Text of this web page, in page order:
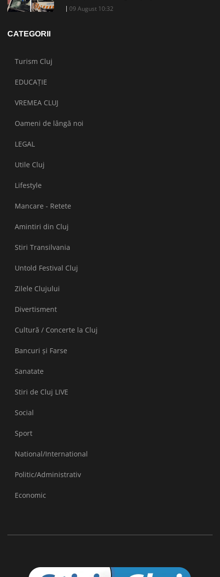
09 August 10:32
CATEGORII
Turism Cluj
EDUCAȚIE
VREMEA CLUJ
Oameni de lângă noi
LEGAL
Utile Cluj
Lifestyle
Mancare - Retete
Amintiri din Cluj
Stiri Transilvania
Untold Festival Cluj
Zilele Clujului
Divertisment
Cultură / Concerte la Cluj
Bancuri și Farse
Sanatate
Stiri de Cluj LIVE
Social
Sport
National/International
Politic/Administrativ
Economic